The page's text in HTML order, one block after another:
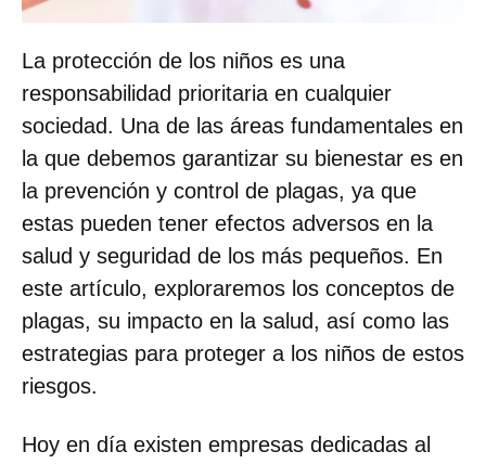
La protección de los niños es una
responsabilidad prioritaria en cualquier
sociedad. Una de las áreas fundamentales en
la que debemos garantizar su bienestar es en
la prevención y control de plagas, ya que
estas pueden tener efectos adversos en la
salud y seguridad de los más pequeños. En
este artículo, exploraremos los conceptos de
plagas, su impacto en la salud, así como las
estrategias para proteger a los niños de estos
riesgos.
Hoy en día existen empresas dedicadas al